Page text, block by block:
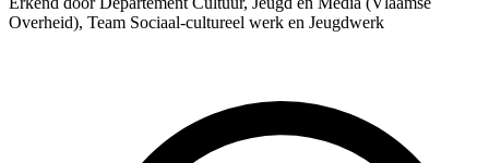
Overheid), Team Sociaal-cultureel werk en Jeugdwerk